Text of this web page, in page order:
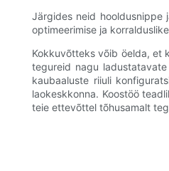
Järgides neid hooldusnippe
optimeerimise ja
Kokkuvõtteks võib öelda, et
tegureid nagu
kaubaaluste riiuli
laokeskkonna. Koostöö
teie ettevõttel tõhusamalt